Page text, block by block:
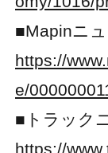
■Mapinニ
https://
e/
■トラック
https://